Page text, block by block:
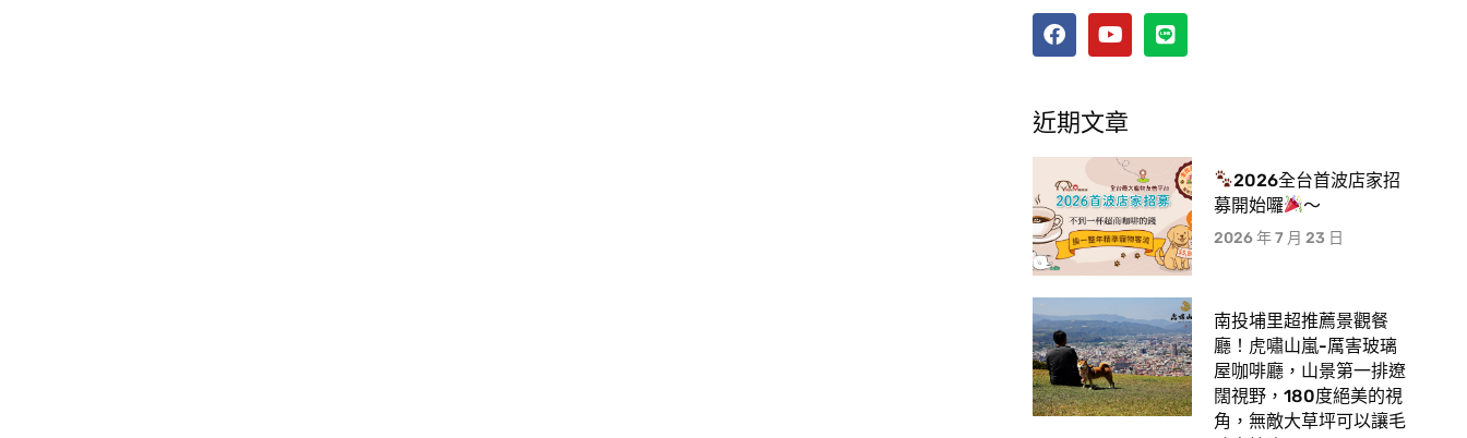
近期文章
2026全台首波店家招
募開始囉
～
2026 年 7 月 23 日
南投埔里超推薦景觀餐
廳！虎嘯山嵐-厲害玻璃
屋咖啡廳，山景第一排遼
闊視野，180度絕美的視
角，無敵大草坪可以讓毛